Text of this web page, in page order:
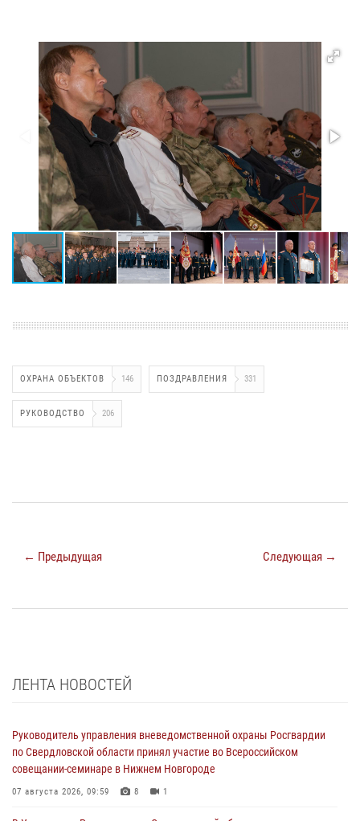
ОХРАНА ОБЪЕКТОВ 146 ПОЗДРАВЛЕНИЯ 331
РУКОВОДСТВО 206
← Предыдущая Следующая →
ЛЕНТА НОВОСТЕЙ
Руководитель управления вневедомственной охраны Росгвардии
по Свердловской области принял участие во Всероссийском
совещании-семинаре в Нижнем Новгороде
07 августа 2026, 09:59 8 1